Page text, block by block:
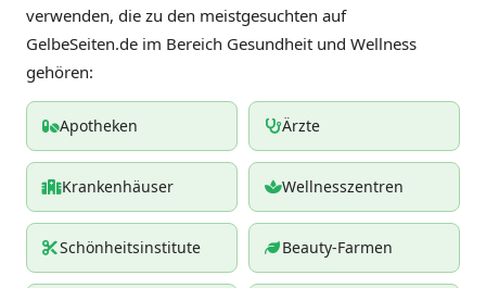
verwenden, die zu den meistgesuchten auf
GelbeSeiten.de im Bereich Gesundheit und Wellness
gehören:
Apotheken Ärzte
Krankenhäuser Wellnesszentren
Schönheitsinstitute Beauty-Farmen